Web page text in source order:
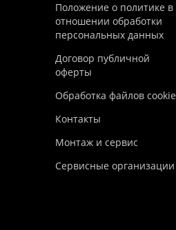
Положение о политике в
отношении обработки
персональных данных
Договор публичной
оферты
Обработка файлов cookie
Контакты
Монтаж и сервис
Сервисные организации